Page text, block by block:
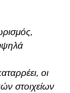
οι
στοιχείων